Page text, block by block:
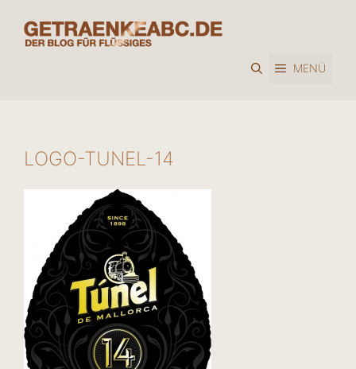
Inhalt
springen
MENÜ
LOGO-TUNEL-14